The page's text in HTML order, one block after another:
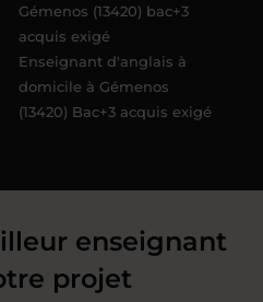
Gémenos (13420) bac+3
acquis exigé
Enseignant d'anglais à
domicile à Gémenos
(13420) Bac+3 acquis exigé
enseignant
projet